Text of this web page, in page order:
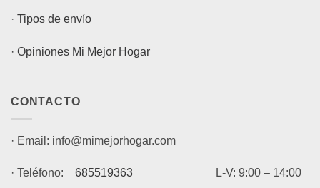
· Tipos de envío
· Opiniones Mi Mejor Hogar
CONTACTO
· Email: info@mimejorhogar.com
· Teléfono: 685519363 L-V: 9:00 – 14:00